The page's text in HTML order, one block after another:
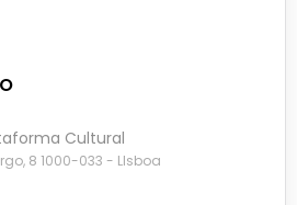
Cultural
8 1000-033 - LIsboa